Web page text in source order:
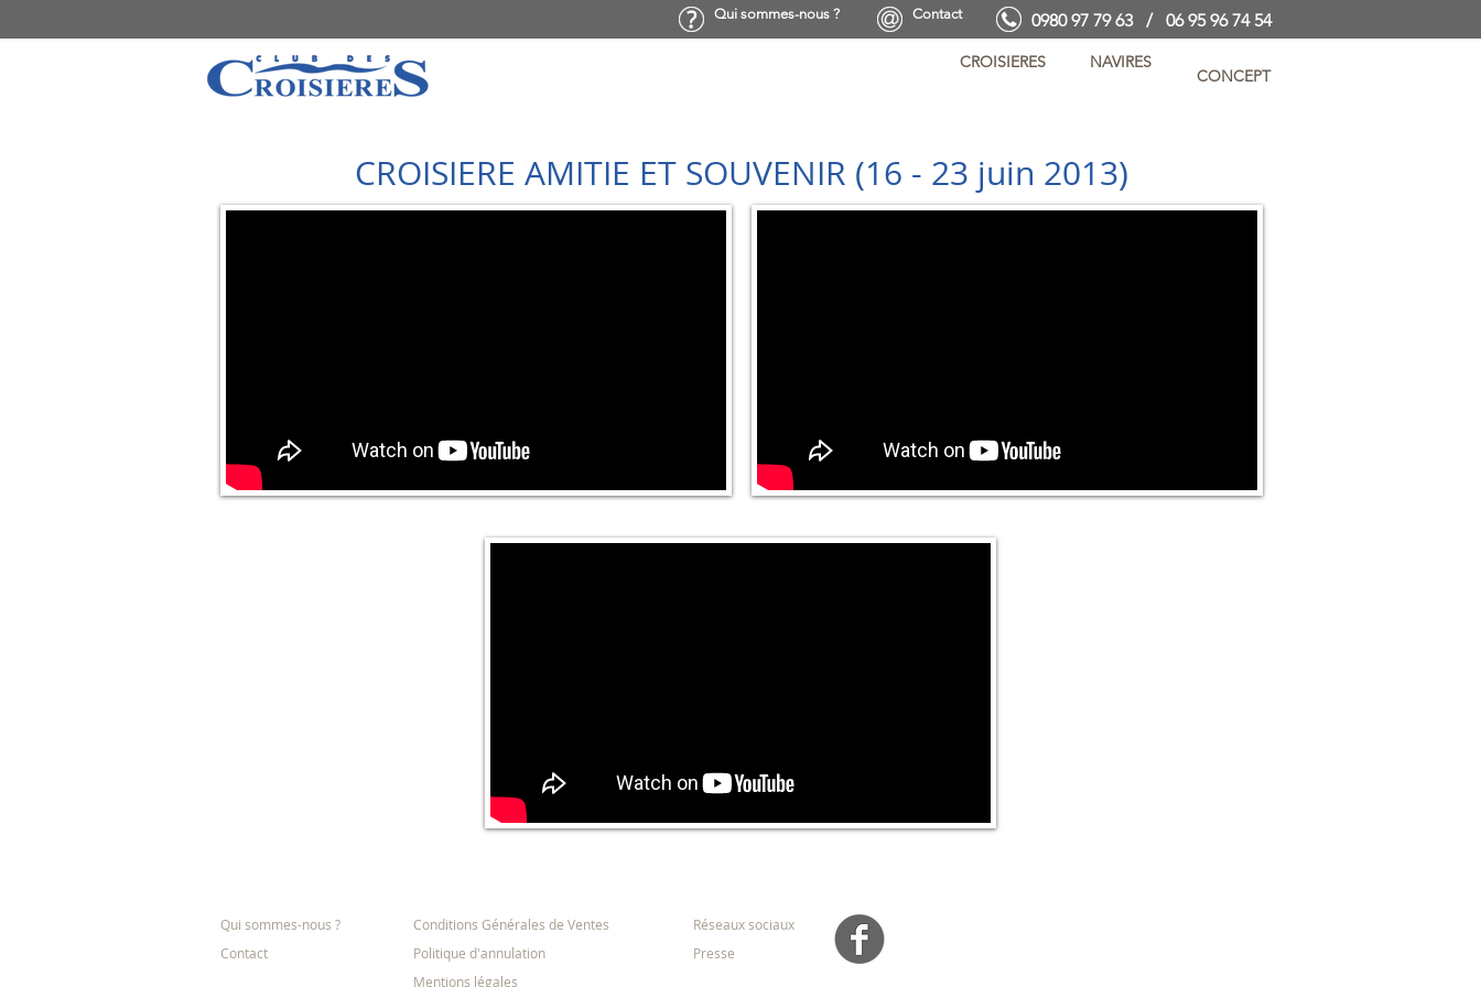
Qui sommes-nous ? Contact 0980 97 79 63 / 06 95 96 74 54
CROISIERES NAVIRES
CONCEPT
VIDEOS SOUVENIRS DU
CLUB DES CROISIERES
CROISIERE AMITIE ET SOUVENIR (16 - 23 juin 2013)
Qui sommes-nous ?
Contact
Conditions Générales de Ventes
Politique d'annulation
Mentions légales
Réseaux sociaux
Presse